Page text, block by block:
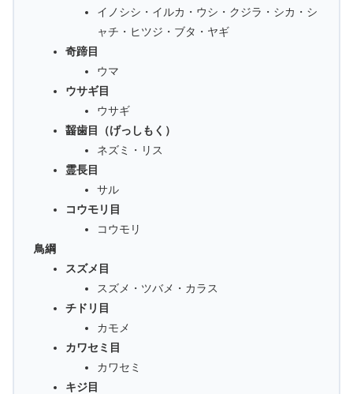
イノシシ・イルカ・ウシ・クジラ・シカ・シ
ャチ・ヒツジ・ブタ・ヤギ
奇蹄目
ウマ
ウサギ目
ウサギ
齧歯目（げっしもく）
ネズミ・リス
霊長目
サル
コウモリ目
コウモリ
鳥綱
スズメ目
スズメ・ツバメ・カラス
チドリ目
カモメ
カワセミ目
カワセミ
キジ目